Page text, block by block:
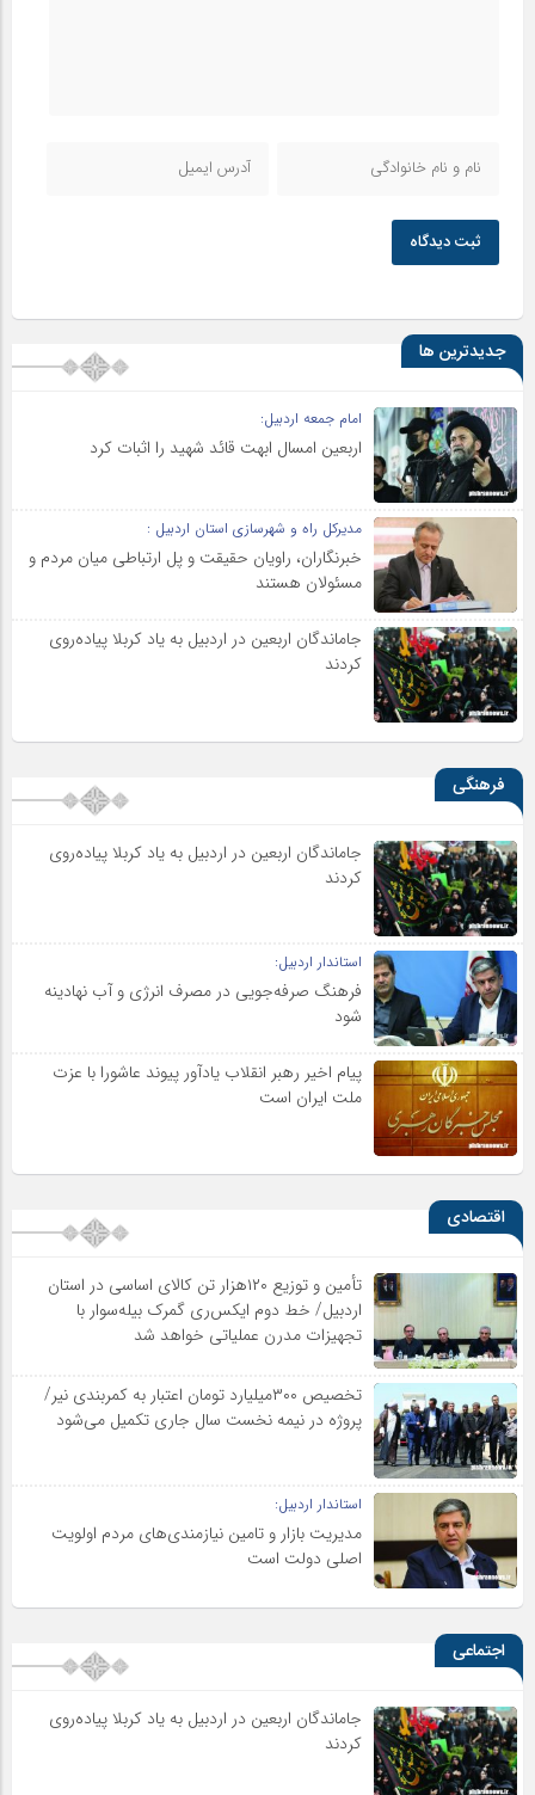
ثبت دیدگاه
جدیدترین ها
امام جمعه اردبیل:
اربعین امسال ابهت قائد شهید را اثبات کرد
مدیرکل راه و شهرسازی استان اردبیل :
خبرنگاران، راویان حقیقت و پل ارتباطی میان مردم و
مسئولان هستند
جاماندگان اربعین در اردبیل به یاد کربلا پیاده‌روی
کردند
فرهنگی
جاماندگان اربعین در اردبیل به یاد کربلا پیاده‌روی
کردند
استاندار اردبیل:
فرهنگ صرفه‌جویی در مصرف انرژی و آب نهادینه
شود
پیام اخیر رهبر انقلاب یادآور پیوند عاشورا با عزت
ملت ایران است
اقتصادی
تأمین و توزیع ۱۲۰هزار تن کالای اساسی در استان
اردبیل/ خط دوم ایکس‌ری گمرک بیله‌سوار با
تجهیزات مدرن عملیاتی خواهد شد
تخصیص ۳۰۰میلیارد تومان اعتبار به کمربندی نیر/
پروژه در نیمه نخست سال جاری تکمیل می‌شود
استاندار اردبیل:
مدیریت بازار و تامین نیازمندی‌های مردم اولویت‌
اصلی دولت است
اجتماعی
جاماندگان اربعین در اردبیل به یاد کربلا پیاده‌روی
کردند